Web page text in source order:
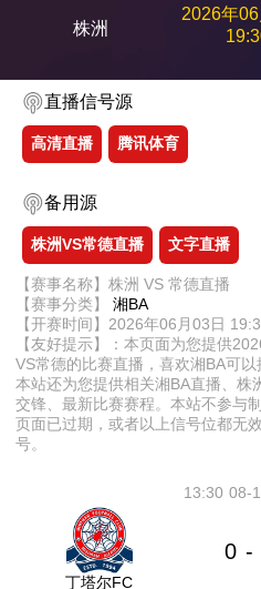
株洲
2026年06
直播信号源
高清直播 腾讯体育
备用源
株洲VS常德直播 文字直播
【赛事名称】株洲 VS 常德直播
【赛事分类】 湘BA
【开赛时间】2026年06月03日
【友好提示】：本页面为您提供
VS常德的比赛直播，喜欢湘BA可以
本站还为您提供相关湘BA直播、株
交锋、最新比赛赛程。本站不参与
页面已过期，或者以上信号位都无
号。
08-
13:30
丁塔尔FC
0 -